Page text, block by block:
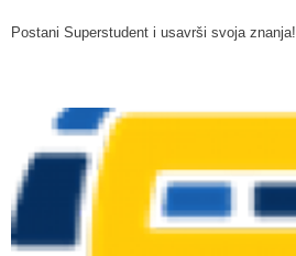
Postani Superstudent i usavrši svoja znanja!